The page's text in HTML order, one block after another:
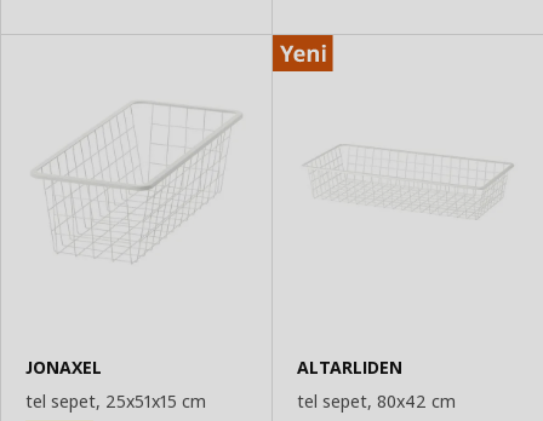
JONAXEL
tel sepet, 25x51x15 cm
ALTARLIDEN
tel sepet, 80x42 cm